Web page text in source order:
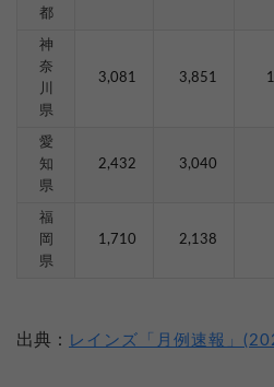
都
神
奈
川
県
3,081 3,851
愛
知
県
2,432 3,040
福
岡
県
1,710 2,138
出典： レインズ「月例速報」